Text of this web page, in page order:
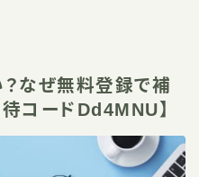
？なぜ無料登録で補
コードDd4MNU】